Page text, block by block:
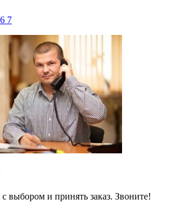
7
выбором и принять заказ. Звоните!